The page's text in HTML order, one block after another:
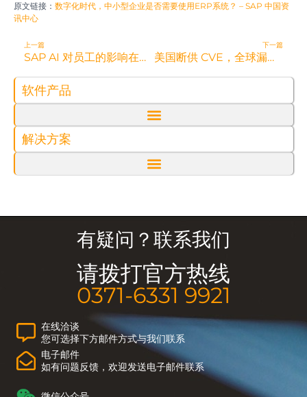
原文链接： 数字化时代，中小型企业是否需要使用ERP系统？ – SAP 中国资
讯中心
Prev
上一篇
SAP AI 对员工的影响在于重塑工作模式
下一篇
美国断供 CVE，全球漏洞库告急：自毁长城给谁机会
软件产品
解决方案
有疑问？联系我们
请拨打官方热线
0371-6331 9921
在线洽谈
您可选择下方邮件方式与我们联系
电子邮件
如有问题反馈，欢迎发送电子邮件联系